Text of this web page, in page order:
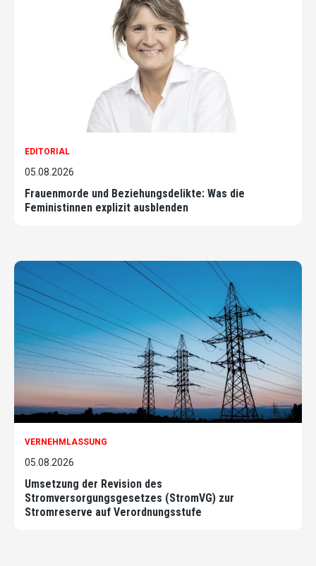
EDITORIAL
05.08.2026
Frauenmorde und Beziehungsdelikte: Was die
Feministinnen explizit ausblenden
VERNEHMLASSUNG
05.08.2026
Umsetzung der Revision des
Stromversorgungsgesetzes (StromVG) zur
Stromreserve auf Verordnungsstufe